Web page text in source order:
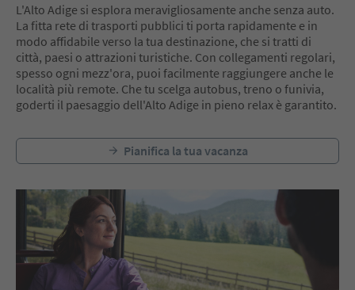
L'Alto Adige si esplora meravigliosamente anche senza auto.
La fitta rete di trasporti pubblici ti porta rapidamente e in
modo affidabile verso la tua destinazione, che si tratti di
città, paesi o attrazioni turistiche. Con collegamenti regolari,
spesso ogni mezz'ora, puoi facilmente raggiungere anche le
località più remote. Che tu scelga autobus, treno o funivia,
goderti il paesaggio dell'Alto Adige in pieno relax è garantito.
Pianifica la tua vacanza